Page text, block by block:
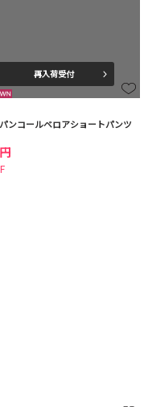
再入荷受付
ンコールベロアショートパンツ